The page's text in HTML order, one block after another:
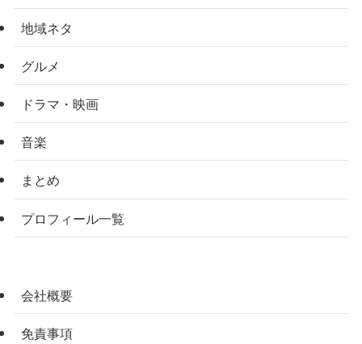
地域ネタ
グルメ
ドラマ・映画
音楽
まとめ
プロフィール一覧
会社概要
免責事項